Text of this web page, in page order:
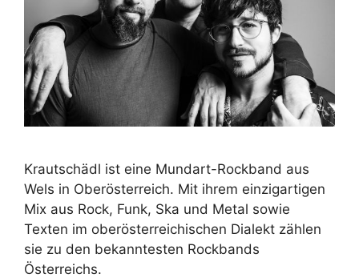
Krautschädl ist eine Mundart-Rockband aus
Wels in Oberösterreich. Mit ihrem einzigartigen
Mix aus Rock, Funk, Ska und Metal sowie
Texten im oberösterreichischen Dialekt zählen
sie zu den bekanntesten Rockbands
Österreichs.